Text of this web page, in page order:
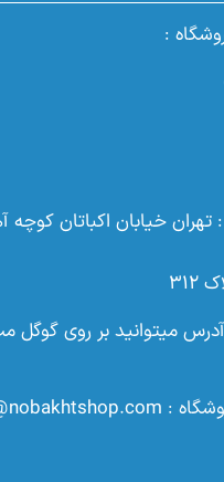
:
خیابان اکباتان کوچه
آدرس میتوانید بر روی
: